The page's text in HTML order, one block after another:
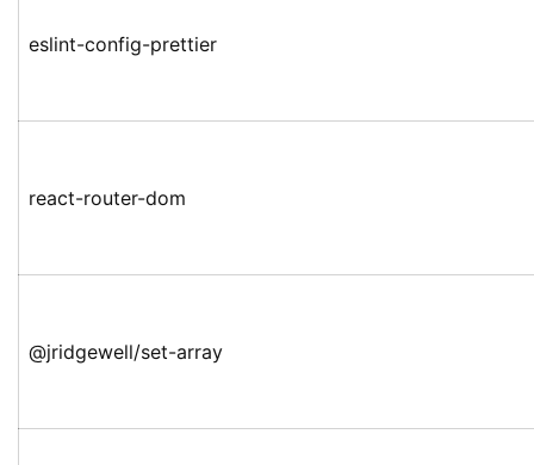
eslint-config-prettier
react-router-dom
@jridgewell/set-array